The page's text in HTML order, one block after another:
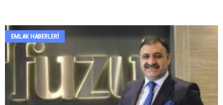
EMLAK HABERLERI